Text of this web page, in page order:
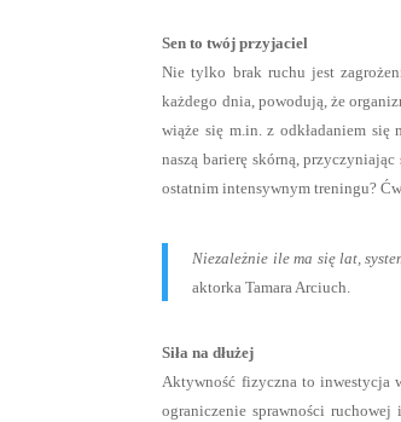
Sen to twój przyjaciel
Nie tylko brak ruchu jest
każdego dnia, powodują, że
wiąże się m.in. z odkładaniem
naszą barierę skórną,
ostatnim intensywnym treningu?
Niezależnie ile ma się lat,
aktorka Tamara Arciuch.
Siła na dłużej
Aktywność fizyczna to inwestycja
ograniczenie sprawności